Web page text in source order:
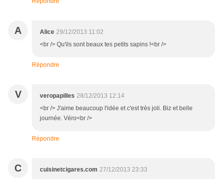
A Alice 29/12/2013 11:02
<br /> Qu'ils sont beaux tes petits sapins !<br />
Répondre
V veropapilles 28/12/2013 12:14
<br /> J'aime beaucoup l'idée et c'est très joli. Biz et belle
journée. Véro<br />
Répondre
C cuisinetcigares.com 27/12/2013 23:33